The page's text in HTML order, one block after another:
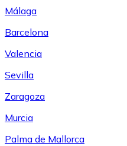
Málaga
Barcelona
Valencia
Sevilla
Zaragoza
Murcia
Palma de Mallorca